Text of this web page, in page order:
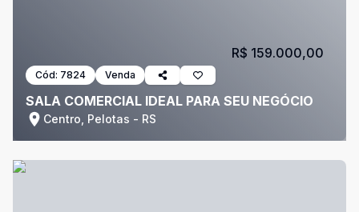
Cód: 7824 Venda
SALA COMERCIAL IDEAL PARA SEU NEGÓCIO
Centro, Pelotas - RS
R$ 159.000,00